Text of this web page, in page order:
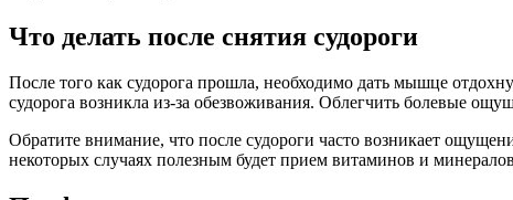
Что делать после снятия судороги
После того как судорога прошла, необходимо дать мышце
судорога возникла из-за обезвоживания. Облегчить болевые
Обратите внимание, что после судороги часто возникает
некоторых случаях полезным будет прием витаминов и